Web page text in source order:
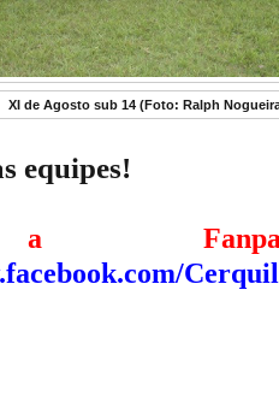
XI de Agosto sub 14 (Foto: Ralph
equipes!